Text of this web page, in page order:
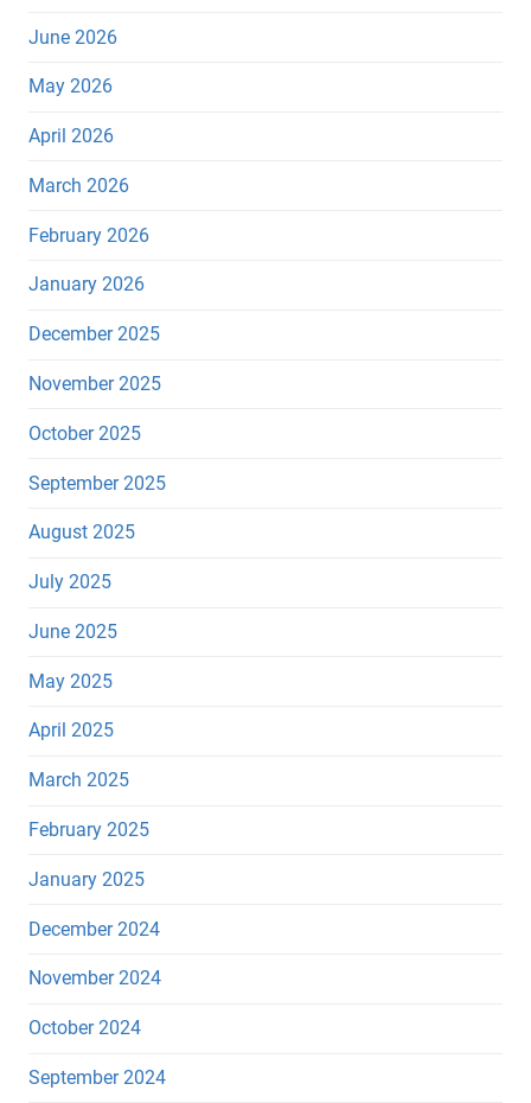
June 2026
May 2026
April 2026
March 2026
February 2026
January 2026
December 2025
November 2025
October 2025
September 2025
August 2025
July 2025
June 2025
May 2025
April 2025
March 2025
February 2025
January 2025
December 2024
November 2024
October 2024
September 2024